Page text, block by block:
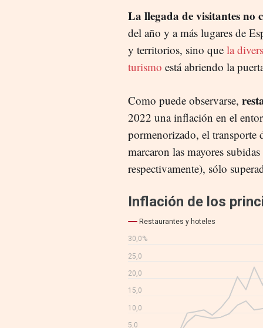
La llegada de visitantes no
del año y a más lugares de
y territorios, sino que la
turismo está abriendo la
Como puede observarse,
2022 una inflación en el
pormenorizado, el transporte
marcaron las mayores
respectivamente), sólo